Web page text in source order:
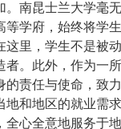
。南昆士兰大学毫
等学府，始终将学
这里，学生不是被
者。此外，作为一
的责任与使命，致
地和地区的就业需
心全意地服务于地